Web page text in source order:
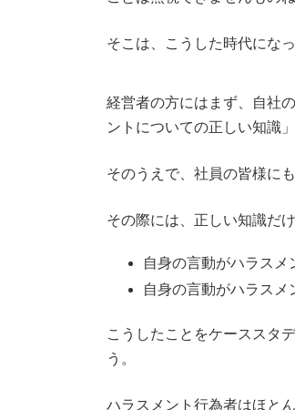
そこは、こうした時代にな
経営者の方にはまず、自社
ントについての正しい知識
そのうえで、社員の皆様に
その際には、正しい知識だけ
自身の言動がハラス
自身の言動がハラスメ
こうしたことをケーススタ
う。
ハラスメント行為者はほと